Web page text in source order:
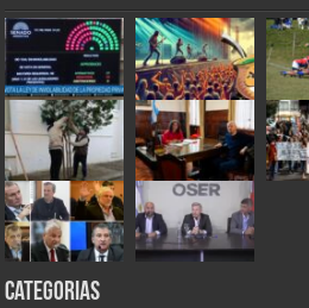
Categorias